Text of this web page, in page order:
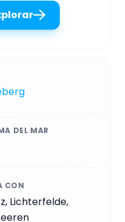
DEL MAR
CON
Lichterfelde,